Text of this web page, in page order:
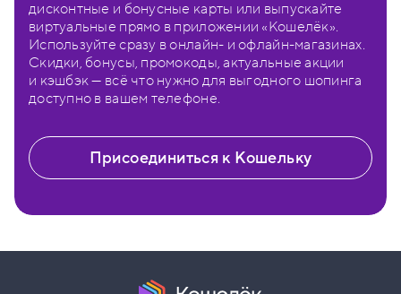
дисконтные и бонусные карты или выпускайте
виртуальные прямо в приложении «Кошелёк».
Используйте сразу в онлайн- и офлайн-магазинах.
Скидки, бонусы, промокоды, актуальные акции
и кэшбэк — всё что нужно для выгодного шопинга
доступно в вашем телефоне.
Присоединиться к Кошельку